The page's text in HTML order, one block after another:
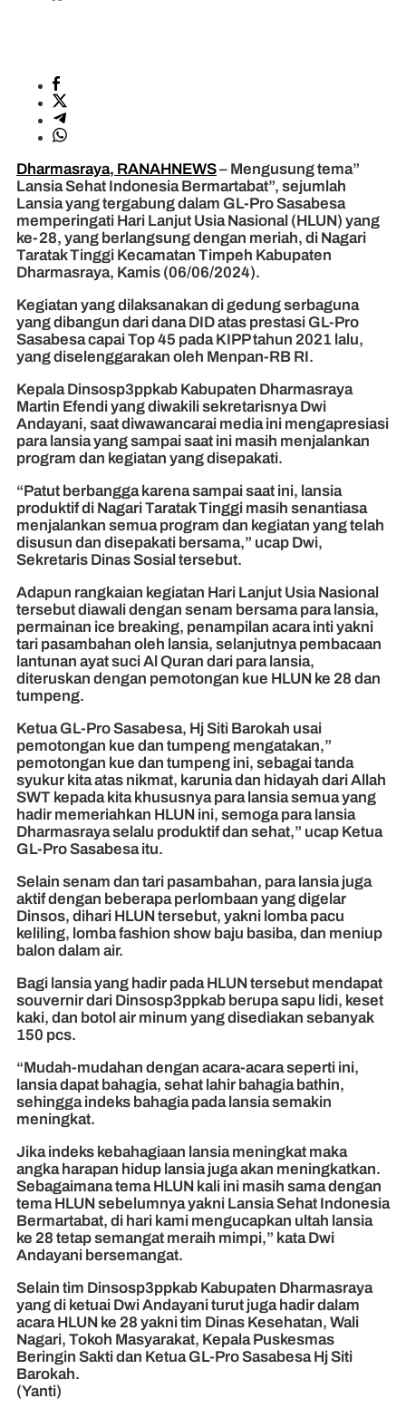
Dharmasraya, RANAHNEWS– Mengusung tema”
Lansia Sehat Indonesia Bermartabat”, sejumlah
Lansia yang tergabung dalam GL-Pro Sasabesa
memperingati Hari Lanjut Usia Nasional (HLUN) yang
ke-28, yang berlangsung dengan meriah, di Nagari
Taratak Tinggi Kecamatan Timpeh Kabupaten
Dharmasraya, Kamis (06/06/2024).
Kegiatan yang dilaksanakan di gedung serbaguna
yang dibangun dari dana DID atas prestasi GL-Pro
Sasabesa capai Top 45 pada KIPP tahun 2021 lalu,
yang diselenggarakan oleh Menpan-RB RI.
Kepala Dinsosp3ppkab Kabupaten Dharmasraya
Martin Efendi yang diwakili sekretarisnya Dwi
Andayani, saat diwawancarai media ini mengapresiasi
para lansia yang sampai saat ini masih menjalankan
program dan kegiatan yang disepakati.
“Patut berbangga karena sampai saat ini, lansia
produktif di Nagari Taratak Tinggi masih senantiasa
menjalankan semua program dan kegiatan yang telah
disusun dan disepakati bersama,” ucap Dwi,
Sekretaris Dinas Sosial tersebut.
Adapun rangkaian kegiatan Hari Lanjut Usia Nasional
tersebut diawali dengan senam bersama para lansia,
permainan ice breaking, penampilan acara inti yakni
tari pasambahan oleh lansia, selanjutnya pembacaan
lantunan ayat suci Al Quran dari para lansia,
diteruskan dengan pemotongan kue HLUN ke 28 dan
tumpeng.
Ketua GL-Pro Sasabesa, Hj Siti Barokah usai
pemotongan kue dan tumpeng mengatakan,”
pemotongan kue dan tumpeng ini, sebagai tanda
syukur kita atas nikmat, karunia dan hidayah dari Allah
SWT kepada kita khususnya para lansia semua yang
hadir memeriahkan HLUN ini, semoga para lansia
Dharmasraya selalu produktif dan sehat,” ucap Ketua
GL-Pro Sasabesa itu.
Selain senam dan tari pasambahan, para lansia juga
aktif dengan beberapa perlombaan yang digelar
Dinsos, dihari HLUN tersebut, yakni lomba pacu
keliling, lomba fashion show baju basiba, dan meniup
balon dalam air.
Bagi lansia yang hadir pada HLUN tersebut mendapat
souvernir dari Dinsosp3ppkab berupa sapu lidi, keset
kaki, dan botol air minum yang disediakan sebanyak
150 pcs.
“Mudah-mudahan dengan acara-acara seperti ini,
lansia dapat bahagia, sehat lahir bahagia bathin,
sehingga indeks bahagia pada lansia semakin
meningkat.
Jika indeks kebahagiaan lansia meningkat maka
angka harapan hidup lansia juga akan meningkatkan.
Sebagaimana tema HLUN kali ini masih sama dengan
tema HLUN sebelumnya yakni Lansia Sehat Indonesia
Bermartabat, di hari kami mengucapkan ultah lansia
ke 28 tetap semangat meraih mimpi,” kata Dwi
Andayani bersemangat.
Selain tim Dinsosp3ppkab Kabupaten Dharmasraya
yang di ketuai Dwi Andayani turut juga hadir dalam
acara HLUN ke 28 yakni tim Dinas Kesehatan, Wali
Nagari, Tokoh Masyarakat, Kepala Puskesmas
Beringin Sakti dan Ketua GL-Pro Sasabesa Hj Siti
Barokah.
(Yanti)